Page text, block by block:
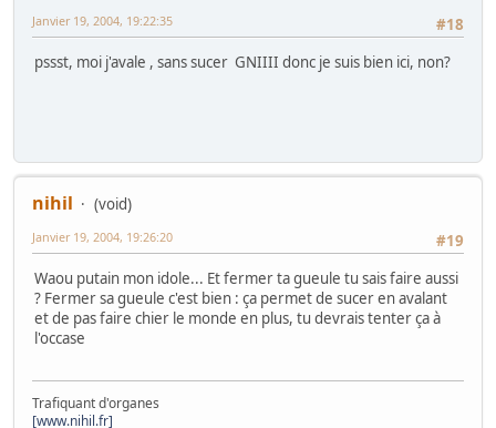
#18
Janvier 19, 2004, 19:22:35
pssst, moi j'avale , sans sucer GNIIII donc je suis bien ici, non?
nihil
(void)
#19
Janvier 19, 2004, 19:26:20
Waou putain mon idole... Et fermer ta gueule tu sais faire aussi
? Fermer sa gueule c'est bien : ça permet de sucer en avalant
et de pas faire chier le monde en plus, tu devrais tenter ça à
l'occase
Trafiquant d'organes
[www.nihil.fr]